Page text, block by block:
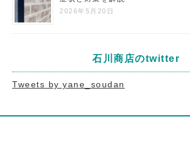
2026年5月20日
石川商店のtwitter
Tweets by yane_soudan